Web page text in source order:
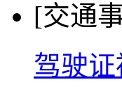
[交通
驾驶